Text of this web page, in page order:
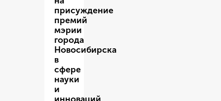
присуждение
премий
мэрии
города
Новосибирска
в
сфере
науки
и